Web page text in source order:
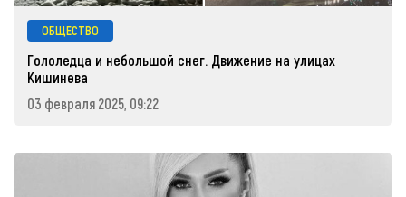
ОБЩЕСТВО
Гололедца и небольшой снег. Движение на улицах
Кишинева
03 февраля 2025, 09:22